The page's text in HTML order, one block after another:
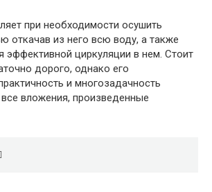
при необходимости осушить
откачав из него всю воду, а также
эффективной циркуляции в нем. Стоит
дорого, однако его
и многозадачность
вложения, произведенные